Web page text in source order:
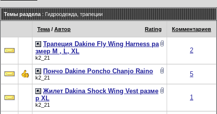
Темы раздела : Гидроодежда, трапеции
Rating
Тема / Автор Комментариев
Трапеция Dakine Fly Wing Harness ра
змер M , L, XL
k2_21
2
Пончо Dakine Poncho Chanjo Raino
k2_21 5
Жилет Dakina Shock Wing Vest разме
р XL
k2_21
1